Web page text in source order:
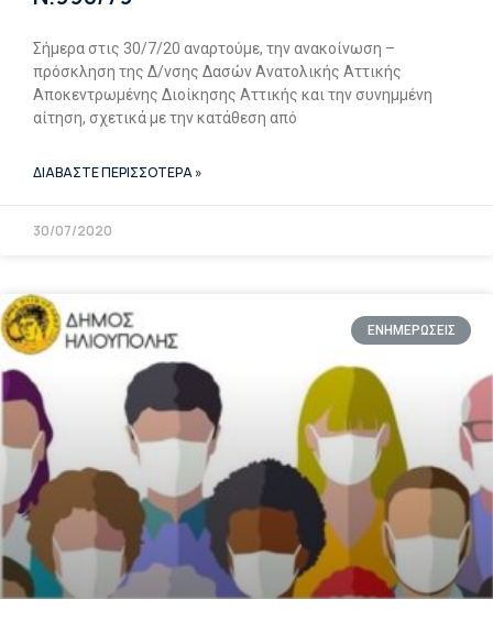
Σήμερα στις 30/7/20 αναρτούμε, την ανακοίνωση –
πρόσκληση της Δ/νσης Δασών Ανατολικής Αττικής
Αποκεντρωμένης Διοίκησης Αττικής και την συνημμένη
αίτηση, σχετικά με την κατάθεση από
ΔΙΑΒΑΣΤΕ ΠΕΡΙΣΣΟΤΕΡΑ »
30/07/2020
ΕΝΗΜΕΡΩΣΕΙΣ